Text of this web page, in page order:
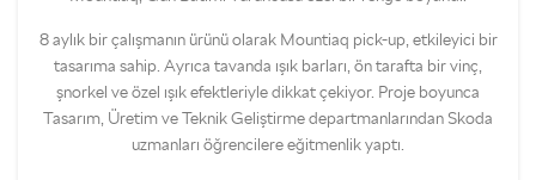
8 aylık bir çalışmanın ürünü olarak Mountiaq pick-up, etkileyici bir
tasarıma sahip. Ayrıca tavanda ışık barları, ön tarafta bir vinç,
şnorkel ve özel ışık efektleriyle dikkat çekiyor. Proje boyunca
Tasarım, Üretim ve Teknik Geliştirme departmanlarından Skoda
uzmanları öğrencilere eğitmenlik yaptı.